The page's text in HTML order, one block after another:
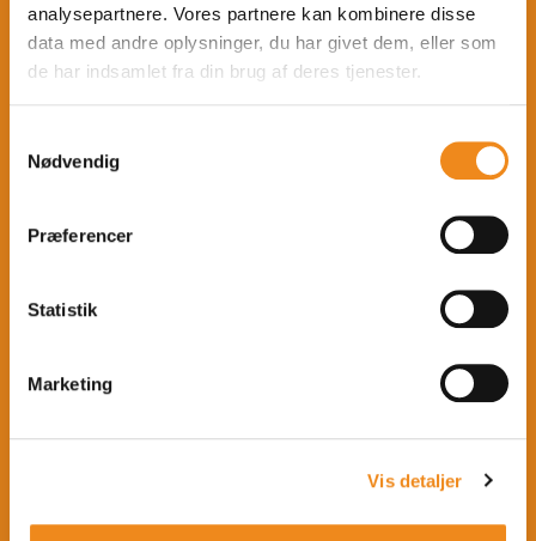
analysepartnere. Vores partnere kan kombinere disse
data med andre oplysninger, du har givet dem, eller som
de har indsamlet fra din brug af deres tjenester.
Nødvendig
Præferencer
Statistik
Marketing
Vis detaljer
Yoga
Badminton
Basketball
Svømning
Billedkunst